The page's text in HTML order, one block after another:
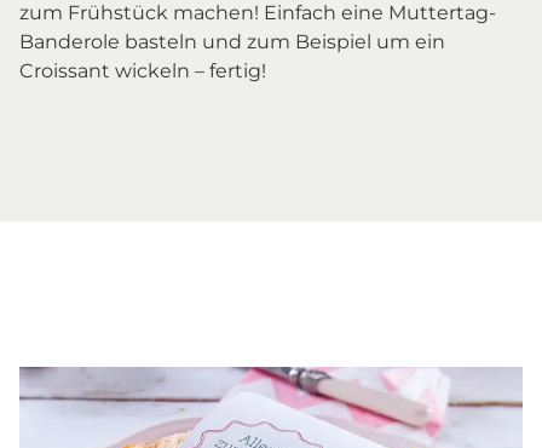
zum Frühstück machen! Einfach eine Muttertag-
Banderole basteln und zum Beispiel um ein
Croissant wickeln – fertig!